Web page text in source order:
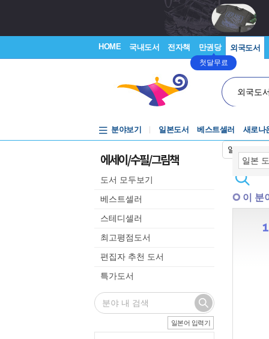
HOME 국내도서 전자책 만권당
첫달무료
외국도서
외국도
일본어입력
분야보기 일본도서 베스트셀러 새로나
에세이/수필/그림책
도서 모두보기
베스트셀러
스테디셀러
최고평점도서
편집자 추천 도서
특가도서
일본어 입력기
이 분